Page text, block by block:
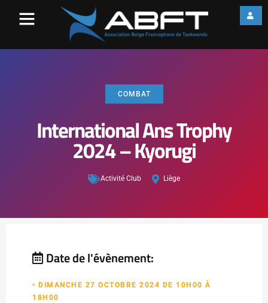
COMBAT
International Ans Trophy
2024 – Kyorugi
Activité Club Liège
Date de l'évènement:
• DIMANCHE 27 OCTOBRE 2024 DE 10H00 À
18H00